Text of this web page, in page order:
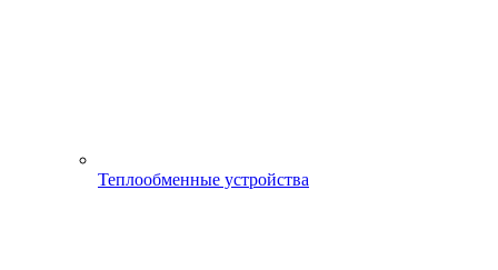
Теплообменные устройства